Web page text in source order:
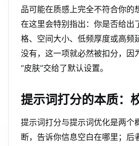
品可能在质感上完全不符合你的
在这里会特别指出：你是否给出
格、空间大小、低频厚度或高频
没有，这一项就必然被扣分，因
“皮肤”交给了默认设置。
提示词打分的本质：
提示词打分与提示词优化是两个
断，告诉你信息空白在哪里；后